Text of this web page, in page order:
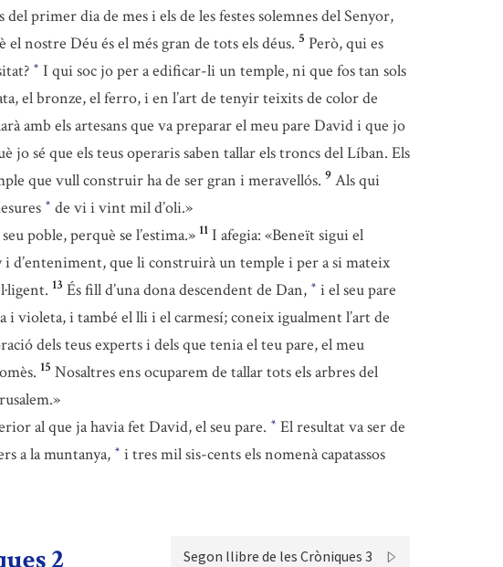
primer dia de mes i els de les festes solemnes del Senyor,
nostre Déu és el més gran de tots els déus. 5 Però, qui es
* I qui soc jo per a edificar-li un temple, ni que fos tan sols
el bronze, el ferro, i en l’art de tenyir teixits de color de
amb els artesans que va preparar el meu pare David i que jo
jo sé que els teus operaris saben tallar els troncs del Líban. Els
que vull construir ha de ser gran i meravellós. 9 Als qui
* de vi i vint mil d’oli.»
poble, perquè se l’estima.» 11 I afegia: «Beneït sigui el
i d’enteniment, que li construirà un temple i per a si mateix
13 És fill d’una dona descendent de Dan, * i el seu pare
i violeta, i també el lli i el carmesí; coneix igualment l’art de
dels teus experts i dels que tenia el teu pare, el meu
15 Nosaltres ens ocuparem de tallar tots els arbres del
al que ja havia fet David, el seu pare. * El resultat va ser de
a la muntanya, * i tres mil sis-cents els nomenà capatassos
Segon llibre de les Cròniques 3